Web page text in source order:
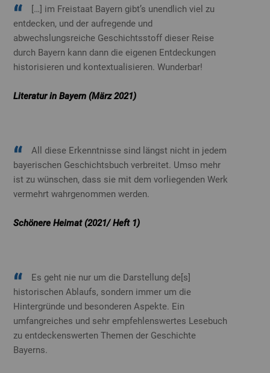
[…] im Freistaat Bayern gibt’s unendlich viel zu
entdecken, und der aufregende und
abwechslungsreiche Geschichtsstoff dieser Reise
durch Bayern kann dann die eigenen Entdeckungen
historisieren und kontextualisieren. Wunderbar!
Literatur in Bayern (März 2021)
All diese Erkenntnisse sind längst nicht in jedem
bayerischen Geschichtsbuch verbreitet. Umso mehr
ist zu wünschen, dass sie mit dem vorliegenden Werk
vermehrt wahrgenommen werden.
Schönere Heimat (2021/ Heft 1)
Es geht nie nur um die Darstellung de[s]
historischen Ablaufs, sondern immer um die
Hintergründe und besonderen Aspekte. Ein
umfangreiches und sehr empfehlenswertes Lesebuch
zu entdeckenswerten Themen der Geschichte
Bayerns.